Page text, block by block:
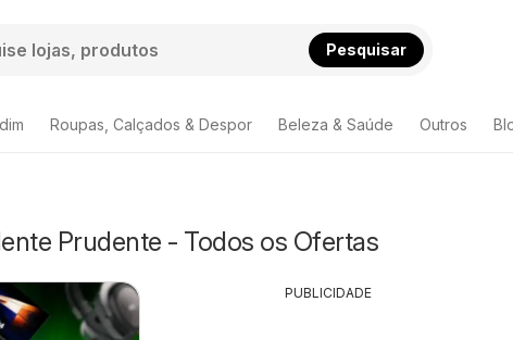
Pesquisar
Roupas, Calçados & Despor Beleza & Saúde Outros
Prudente - Todos os Ofertas
PUBLICIDADE